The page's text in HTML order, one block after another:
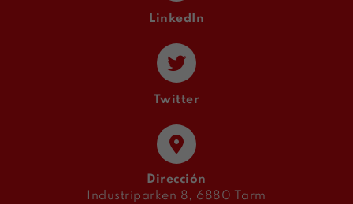
LinkedIn
Twitter
Dirección
Industriparken 8, 6880 Tarm